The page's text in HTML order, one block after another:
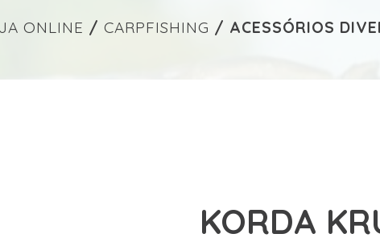
€ min./max.
ONLINE / CARPFISHING / ACESSÓRIOS
KORDA